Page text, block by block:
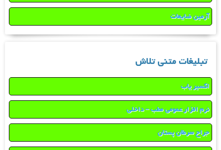
آرمین ضایعات
تبلیغات متنی تلاش
اکسیر یاب
نرم افزار عمومی مطب – داخلی
جراح سرطان پستان